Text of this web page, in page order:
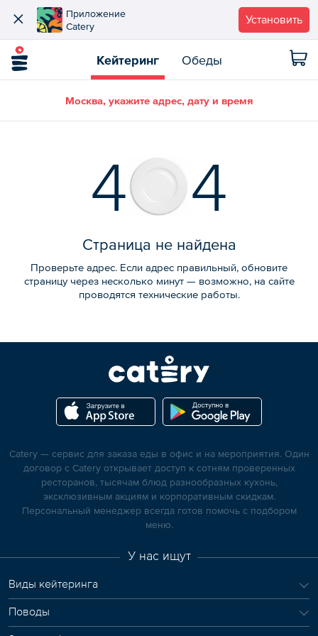
Приложение
Catery
Установить
Кейтеринг Обеды
Москва, укажите адрес, дату и время
4 4
Страница не найдена
Проверьте адрес. Если адрес правильный, обновите
страницу через несколько минут — возможно, на сайте
проводятся технические работы.
Catery — сервис для заказа еды в офис и на мероприятия. Один
договор с Catery открывает доступ к сотням проверенных
ресторанов, тысячам блюд разнообразных кухонь,
эксклюзивным акциям и корпоративным скидкам.
Персональный менеджер всегда готов помочь с подбором
меню.
У нас ищут
Виды кейтеринга
Поводы